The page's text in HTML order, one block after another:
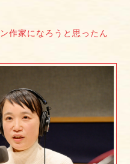
作家になろうと思ったん